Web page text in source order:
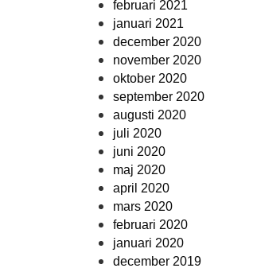
februari 2021
januari 2021
december 2020
november 2020
oktober 2020
september 2020
augusti 2020
juli 2020
juni 2020
maj 2020
april 2020
mars 2020
februari 2020
januari 2020
december 2019